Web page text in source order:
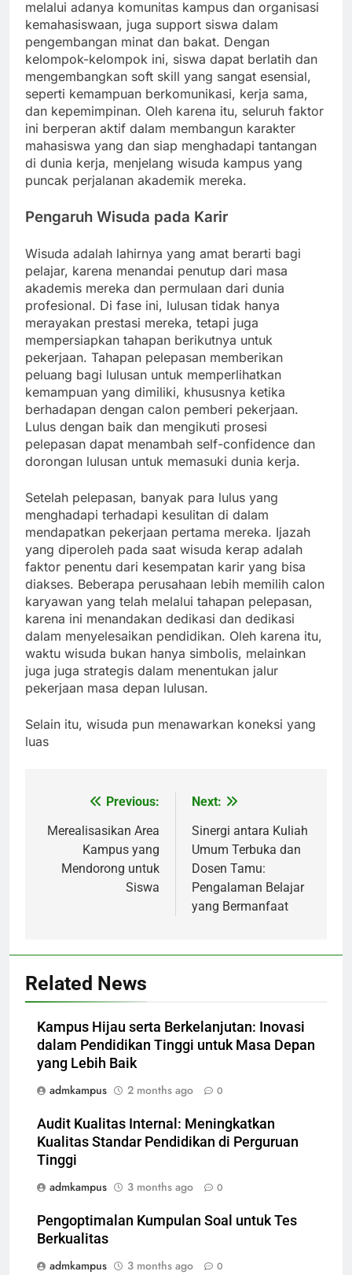
melalui adanya komunitas kampus dan organisasi
kemahasiswaan, juga support siswa dalam
pengembangan minat dan bakat. Dengan
kelompok-kelompok ini, siswa dapat berlatih dan
mengembangkan soft skill yang sangat esensial,
seperti kemampuan berkomunikasi, kerja sama,
dan kepemimpinan. Oleh karena itu, seluruh faktor
ini berperan aktif dalam membangun karakter
mahasiswa yang dan siap menghadapi tantangan
di dunia kerja, menjelang wisuda kampus yang
puncak perjalanan akademik mereka.
Pengaruh Wisuda pada Karir
Wisuda adalah lahirnya yang amat berarti bagi
pelajar, karena menandai penutup dari masa
akademis mereka dan permulaan dari dunia
profesional. Di fase ini, lulusan tidak hanya
merayakan prestasi mereka, tetapi juga
mempersiapkan tahapan berikutnya untuk
pekerjaan. Tahapan pelepasan memberikan
peluang bagi lulusan untuk memperlihatkan
kemampuan yang dimiliki, khususnya ketika
berhadapan dengan calon pemberi pekerjaan.
Lulus dengan baik dan mengikuti prosesi
pelepasan dapat menambah self-confidence dan
dorongan lulusan untuk memasuki dunia kerja.
Setelah pelepasan, banyak para lulus yang
menghadapi terhadapi kesulitan di dalam
mendapatkan pekerjaan pertama mereka. Ijazah
yang diperoleh pada saat wisuda kerap adalah
faktor penentu dari kesempatan karir yang bisa
diakses. Beberapa perusahaan lebih memilih calon
karyawan yang telah melalui tahapan pelepasan,
karena ini menandakan dedikasi dan dedikasi
dalam menyelesaikan pendidikan. Oleh karena itu,
waktu wisuda bukan hanya simbolis, melainkan
juga juga strategis dalam menentukan jalur
pekerjaan masa depan lulusan.
Selain itu, wisuda pun menawarkan koneksi yang
luas
navigation
Previous:
Merealisasikan Area
Kampus yang
Mendorong untuk
Siswa
Next:
Sinergi antara Kuliah
Umum Terbuka dan
Dosen Tamu:
Pengalaman Belajar
yang Bermanfaat
Related News
Kampus Hijau serta Berkelanjutan: Inovasi
dalam Pendidikan Tinggi untuk Masa Depan
yang Lebih Baik
admkampus
2 months ago 0
Audit Kualitas Internal: Meningkatkan
Kualitas Standar Pendidikan di Perguruan
Tinggi
admkampus
3 months ago 0
Pengoptimalan Kumpulan Soal untuk Tes
Berkualitas
admkampus
3 months ago 0